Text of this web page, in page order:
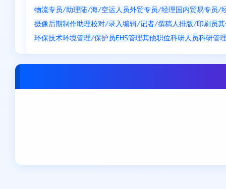
物流专员/助理陆/海/空运人员外贸专员/经理国内贸易专员/
摄像后期制作助理校对/录入编辑/记者/撰稿人排版/印刷员
环保技术环境管理/保护员EHS管理其他职位科研人员科研管
东莞